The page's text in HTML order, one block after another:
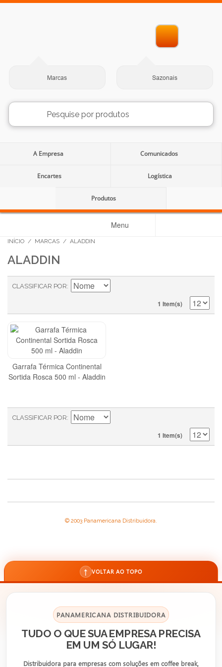
Marcas Sazonais
A Empresa Comunicados
Encartes Logística
Produtos
Menu
INÍCIO / MARCAS / ALADDIN
ALADDIN
CLASSIFICAR POR
1 Item(s)
Garrafa Térmica Continental
Sortida Rosca 500 ml - Aladdin
CLASSIFICAR POR
1 Item(s)
© 2003 Panamericana Distribuidora.
↑ VOLTAR AO TOPO
PANAMERICANA DISTRIBUIDORA
TUDO O QUE SUA EMPRESA PRECISA
EM UM SÓ LUGAR!
Distribuidora para empresas com soluções em coffee break,